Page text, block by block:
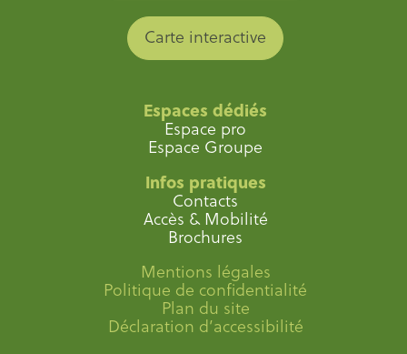
Carte interactive
Espaces dédiés
Espace pro
Espace Groupe
Infos pratiques
Contacts
Accès & Mobilité
Brochures
Mentions légales
Politique de confidentialité
Plan du site
Déclaration d’accessibilité